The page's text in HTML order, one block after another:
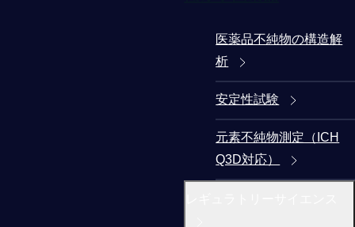
医薬品不純物の構造解
析
安定性試験
元素不純物測定（ICH
Q3D対応）